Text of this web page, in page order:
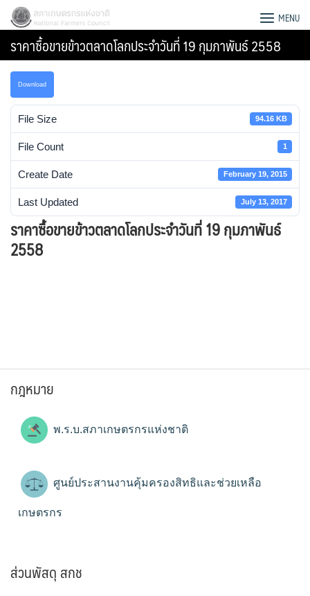
Skip
content
สภาเกษตรกรแห่งชาติ MENU
ราคาซื้อขายข้าวตลาดโลกประจำวันที่ 19 กุมภาพันธ์ 2558
Download
File Size 94.16 KB
File Count 1
Create Date February 19, 2015
Last Updated July 13, 2017
ราคาซื้อขายข้าวตลาดโลกประจำวันที่ 19 กุมภาพันธ์
2558
กฎหมาย
พ.ร.บ.สภาเกษตรกรแห่งชาติ
ศูนย์ประสานงานคุ้มครองสิทธิและช่วยเหลือ
เกษตรกร
ส่วนพัสดุ สกช